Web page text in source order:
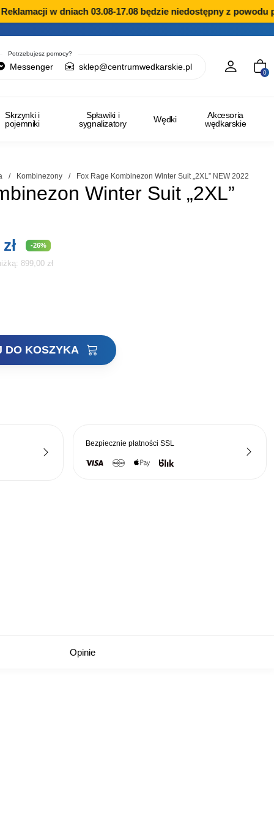
w dniach 03.08-17.08 będzie niedostępny z powodu
Potrzebujesz pomocy?
Messenger sklep@centrumwedkarskie.pl
0
Skrzynki i
pojemniki
Spławiki i
sygnalizatory
Wędki
Akcesoria
wędkarskie
/ Kombinezony / Fox Rage Kombinezon Winter Suit „2XL” NEW 2022
Winter Suit „2XL”
złAktualna
cena
-26%
899,00 zł
DO KOSZYKA
Bezpiecznie płatnościSSL
Opinie